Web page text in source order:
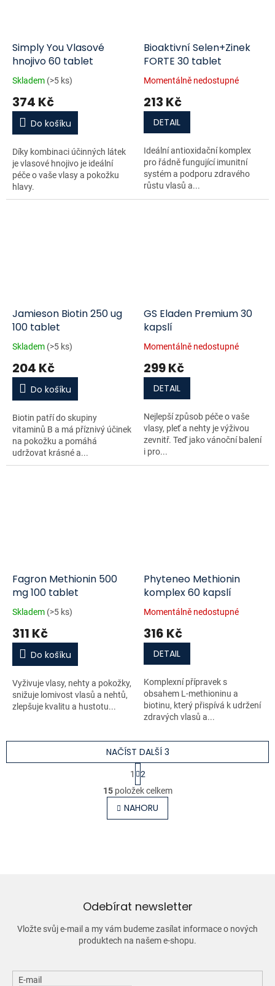
Simply You Vlasové
hnojivo 60 tablet
Skladem (>5 ks)
374 Kč
Do košíku
Díky kombinaci účinných látek
je vlasové hnojivo je ideální
péče o vaše vlasy a pokožku
hlavy.
Bioaktivní Selen+Zinek
FORTE 30 tablet
Momentálně nedostupné
213 Kč
DETAIL
Ideální antioxidační komplex
pro řádně fungující imunitní
systém a podporu zdravého
růstu vlasů a...
Jamieson Biotin 250 ug
100 tablet
Skladem (>5 ks)
204 Kč
Do košíku
Biotin patří do skupiny
vitaminů B a má příznivý účinek
na pokožku a pomáhá
udržovat krásné a...
GS Eladen Premium 30
kapslí
Momentálně nedostupné
299 Kč
DETAIL
Nejlepší způsob péče o vaše
vlasy, pleť a nehty je výživou
zevnitř. Teď jako vánoční balení
i pro...
Fagron Methionin 500
mg 100 tablet
Skladem (>5 ks)
311 Kč
Do košíku
Vyživuje vlasy, nehty a pokožky,
snižuje lomivost vlasů a nehtů,
zlepšuje kvalitu a hustotu...
Phyteneo Methionin
komplex 60 kapslí
Momentálně nedostupné
316 Kč
DETAIL
Komplexní přípravek s
obsahem L-methioninu a
biotinu, který přispívá k udržení
zdravých vlasů a...
O
v
l
á
v
k
y
v
ý
i
NAČÍST DALŠÍ 3
S
t
r
á
n
k
1
2
15položek celkem
NAHORU
Odebírat newsletter
Vložte svůj e-mail a my vám budeme zasílat informace o nových
produktech na našem e-shopu.
E-mail